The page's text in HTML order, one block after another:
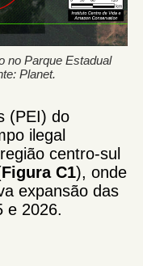
no Parque Estadual
Planet.
(PEI) do
ilegal
centro-sul
Figura C1), onde
expansão das
e 2026.